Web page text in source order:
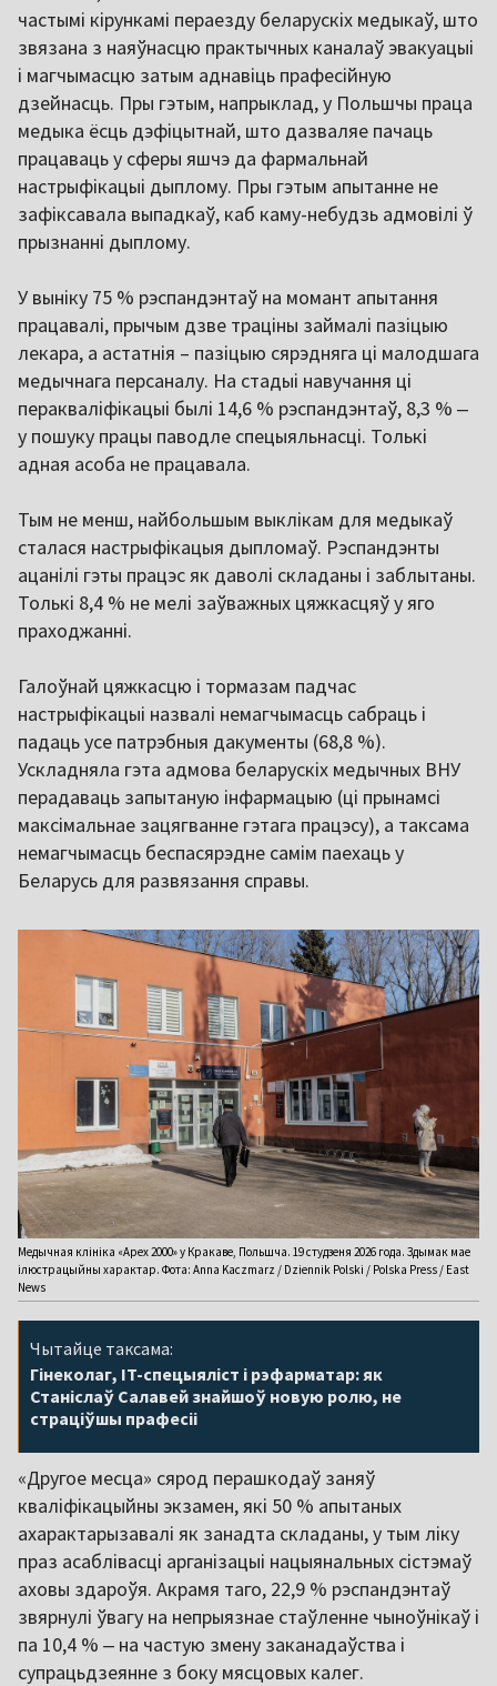
частымі кірункамі пераезду беларускіх медыкаў, што
звязана з наяўнасцю практычных каналаў эвакуацыі
і магчымасцю затым аднавіць прафесійную
дзейнасць. Пры гэтым, напрыклад, у Польшчы праца
медыка ёсць дэфіцытнай, што дазваляе пачаць
працаваць у сферы яшчэ да фармальнай
настрыфікацыі дыплому. Пры гэтым апытанне не
зафіксавала выпадкаў, каб каму-небудзь адмовілі ў
прызнанні дыплому.
У выніку 75 % рэспандэнтаў на момант апытання
працавалі, прычым дзве траціны займалі пазіцыю
лекара, а астатнія – пазіцыю сярэдняга ці малодшага
медычнага персаналу. На стадыі навучання ці
перакваліфікацыі былі 14,6 % рэспандэнтаў, 8,3 % ‒
у пошуку працы паводле спецыяльнасці. Толькі
адная асоба не працавала.
Тым не менш, найбольшым выклікам для медыкаў
сталася настрыфікацыя дыпломаў. Рэспандэнты
ацанілі гэты працэс як даволі складаны і заблытаны.
Толькі 8,4 % не мелі заўважных цяжкасцяў у яго
праходжанні.
Галоўнай цяжкасцю і тормазам падчас
настрыфікацыі назвалі немагчымасць сабраць і
падаць усе патрэбныя дакументы (68,8 %).
Ускладняла гэта адмова беларускіх медычных ВНУ
перадаваць запытаную інфармацыю (ці прынамсі
максімальнае зацягванне гэтага працэсу), а таксама
немагчымасць беспасярэдне самім паехаць у
Беларусь для развязання справы.
Медычная клініка «Аpex 2000» у Кракаве, Польшча. 19 студзеня 2026 года. Здымак мае
ілюстрацыйны характар. Фота: Anna Kaczmarz / Dziennik Polski / Polska Press / East
News
Чытайце таксама:
Гінеколаг, IT-спецыяліст і рэфарматар: як
Станіслаў Салавей знайшоў новую ролю, не
страціўшы прафесіі
«Другое месца» сярод перашкодаў заняў
кваліфікацыйны экзамен, які 50 % апытаных
ахарактарызавалі як занадта складаны, у тым ліку
праз асаблівасці арганізацыі нацыянальных сістэмаў
аховы здароўя. Акрамя таго, 22,9 % рэспандэнтаў
звярнулі ўвагу на непрыязнае стаўленне чыноўнікаў і
па 10,4 % ‒ на частую змену заканадаўства і
супрацьдзеянне з боку мясцовых калег.